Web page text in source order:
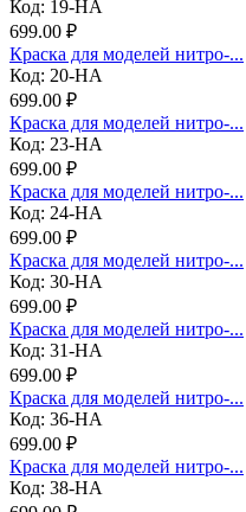
Код: 19-НА
699.00 ₽
Краска для моделей нитро-...
Код: 20-НА
699.00 ₽
Краска для моделей нитро-...
Код: 23-НА
699.00 ₽
Краска для моделей нитро-...
Код: 24-НА
699.00 ₽
Краска для моделей нитро-...
Код: 30-НА
699.00 ₽
Краска для моделей нитро-...
Код: 31-НА
699.00 ₽
Краска для моделей нитро-...
Код: 36-НА
699.00 ₽
Краска для моделей нитро-...
Код: 38-НА